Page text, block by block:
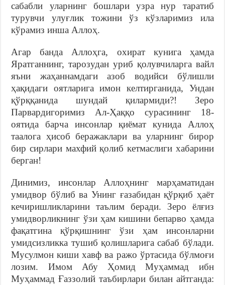
сабабли уларнинг бошлари узра нур таратиб
турувчи улуғлик тожини ўз кўзларимиз ила
кўрамиз инша Аллоҳ.
Агар банда Аллоҳга, охират кунига ҳамда
Яратганнинг, тарозудан уриб қолувчиларга вайл
яъни жаҳаннамдаги азоб водийси бўлишли
ҳақидаги оятларига имон келтирганида, Ундан
қўрққанида шундай қилармиди?! Зеро
Парвардигоримиз Ал-Ҳаққо сурасининг 18-
оятида барча инсонлар қиёмат кунида Аллоҳ
таалога ҳисоб беражаклари ва уларнинг бирор
бир сирлари махфий қолиб кетмаслиги хабарини
берган!
Динимиз, инсонлар Аллоҳнинг марҳаматидан
умидвор бўлиб ва Унинг ғазабидан қўрқиб ҳаёт
кечиришликларини таълим беради. Зеро ёлғиз
умидворликнинг ўзи ҳам кишини бепарво ҳамда
фақатгина қўрқишнинг ўзи ҳам инсонларни
умидсизликка тушиб қолишларига сабаб бўлади.
Мусулмон киши хавф ва ражо ўртасида бўлмоғи
лозим. Имом Абу Ҳомид Муҳаммад ибн
Муҳаммад Ғаззолий таъбирлари билан айтганда: